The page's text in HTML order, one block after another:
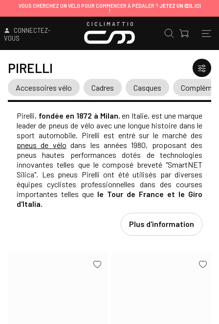
VOUS CHERCHEZ UN VÉLO POUR COMMENCER À PÉDALER ? JETEZ UN ŒIL ICI
!
CONNECTEZ-
VOUS
CICLIMATTIO
PIRELLI
Accessoires vélo Cadres Casques
Pirelli, fondée en 1872 à Milan, en Italie, est une marque
leader de pneus de vélo avec une longue histoire dans le
sport automobile. Pirelli est entré sur le marché des
pneus de vélo dans les années 1980, proposant des
pneus hautes performances dotés de technologies
innovantes telles que le composé breveté "SmartNET
Silica". Les pneus Pirelli ont été utilisés par diverses
équipes cyclistes professionnelles dans des courses
importantes telles que le Tour de France et le Giro
d'Italia.
Plus d'information